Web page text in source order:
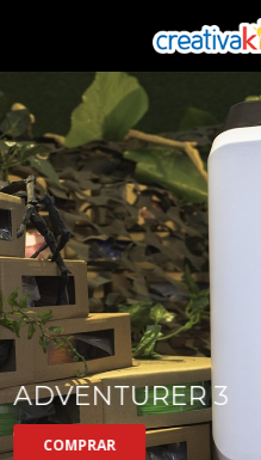
ADVENTURER 3
COMPRAR